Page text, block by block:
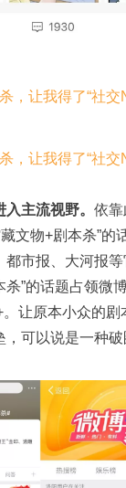
主流视野。 依靠
文物+剧本杀”的
市报、大河报等
杀”的话题占领微
让原本小众的剧
可以说是一种破